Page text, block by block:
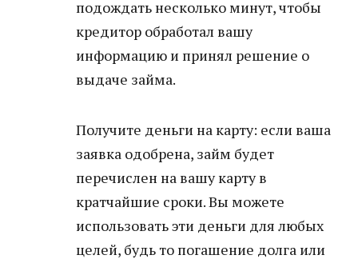
подождать несколько минут, чтобы
кредитор обработал вашу
информацию и принял решение о
выдаче займа.
Получите деньги на карту: если ваша
заявка одобрена, займ будет
перечислен на вашу карту в
кратчайшие сроки. Вы можете
использовать эти деньги для любых
целей, будь то погашение долга или